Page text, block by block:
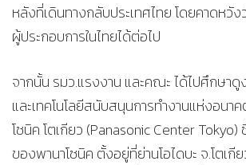
หลังที่เดินทางกลับประเทศไทย โดยคาดหวัง
ผู้ประกอบการในไทยได้ต่อไป
จากนั้น รมว.แรงงาน และคณะ ได้ไปศึกษา
และเทคโนโลยีสนับสนุนการทำงานแห่งอน
โซนิค โตเกียว (Panasonic Center Tokyo)
ของพานาโซนิค ตั้งอยู่ที่ย่านโอไดบะ จ.โตเกี